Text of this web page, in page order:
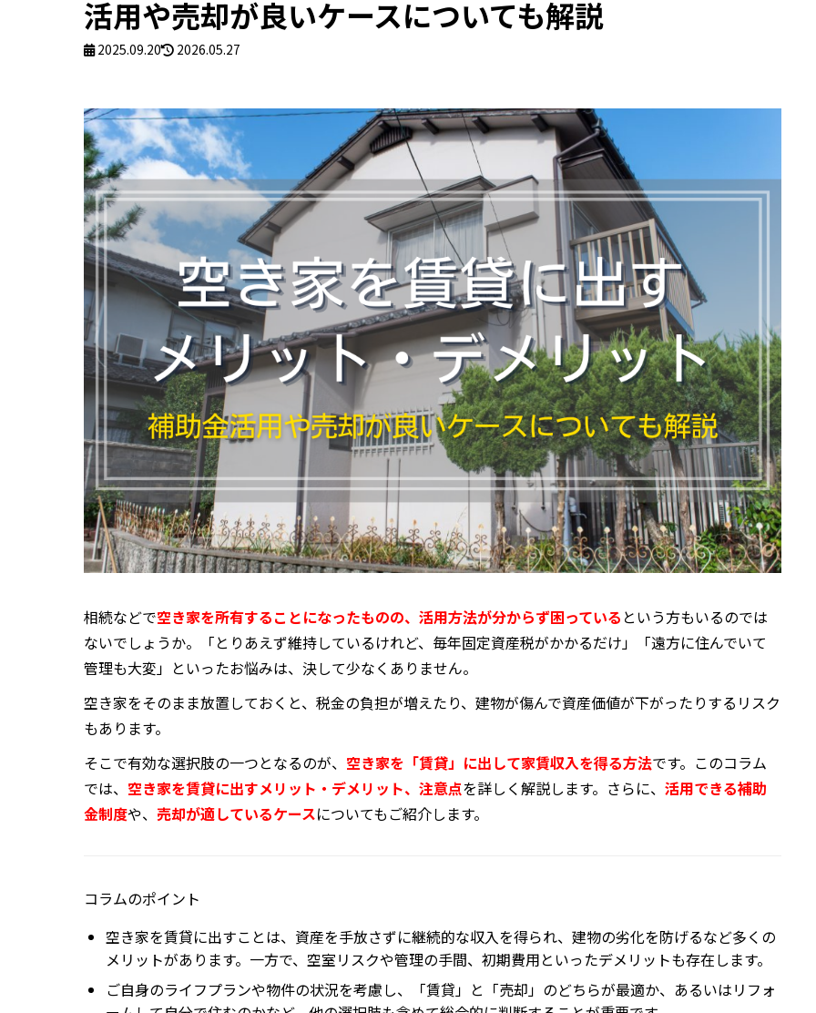
活用や売却が良いケースについても解説
2025.09.20 2026.05.27
相続などで空き家を所有することになったものの、活用方法が分からず困っている という方もいるのでは
ないでしょうか。「とりあえず維持しているけれど、毎年固定資産税がかかるだけ」「遠方に住んでいて
管理も大変」といったお悩みは、決して少なくありません。
空き家をそのまま放置しておくと、税金の負担が増えたり、建物が傷んで資産価値が下がったりするリスク
もあります。
そこで有効な選択肢の一つとなるのが、 空き家を「賃貸」に出して家賃収入を得る方法です。このコラム
では、 空き家を賃貸に出すメリット・デメリット、注意点を詳しく解説します。さらに、 活用できる補助
金制度や、 売却が適しているケースについてもご紹介します。
コラムのポイント
空き家を賃貸に出すことは、資産を手放さずに継続的な収入を得られ、建物の劣化を防げるなど多くの
メリットがあります。一方で、空室リスクや管理の手間、初期費用といったデメリットも存在します。
ご自身のライフプランや物件の状況を考慮し、「賃貸」と「売却」のどちらが最適か、あるいはリフォ